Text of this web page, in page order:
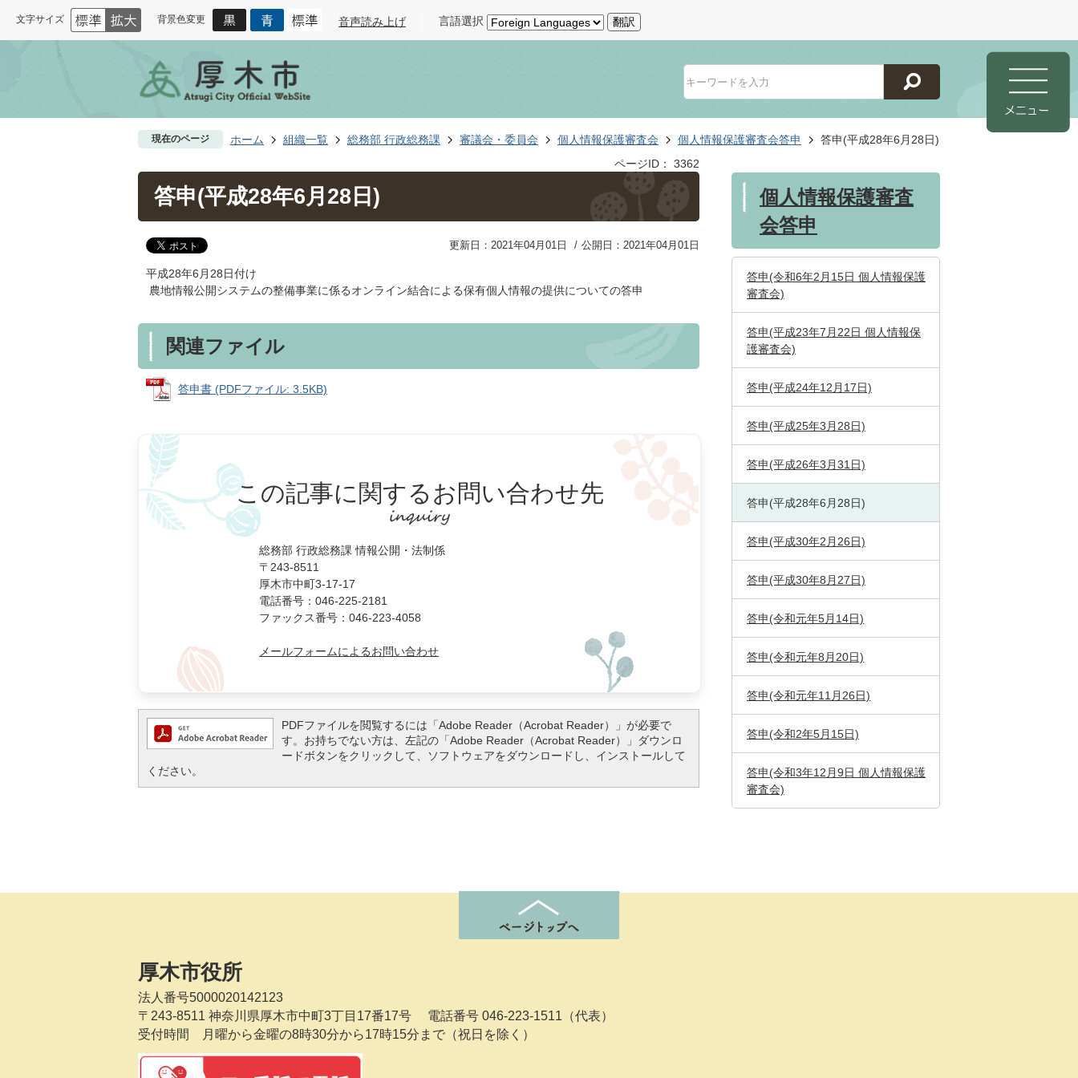
文字サイズ 背景色変更 音声読み上げ 言語選択 翻訳
現在のページ ホーム 組織一覧 総務部 行政総務課 審議会・委員会 個人情報保護審査会 個人情報保護審査会答申
答申(平成28年6月28日)
ページID：
3362
答申(平成28年6月28日)
更新日：2021年04月01日 公開日：2021年04月01日
平成28年6月28日付け
農地情報公開システムの整備事業に係るオンライン結合による保有個人情報の提供についての答申
関連ファイル
答申書 (PDFファイル: 3.5KB)
この記事に関するお問い合わせ先
総務部 行政総務課 情報公開・法制係
〒243-8511
厚木市中町3-17-17
電話番号：046-225-2181
ファックス番号：046-223-4058
メールフォームによるお問い合わせ
PDFファイルを閲覧するには「Adobe Reader（Acrobat Reader）」が必要で
す。お持ちでない方は、左記の「Adobe Reader（Acrobat Reader）」ダウンロ
ードボタンをクリックして、ソフトウェアをダウンロードし、インストールして
ください。
個人情報保護審査
会答申
答申(令和6年2月15日 個人情報保護
審査会)
答申(平成23年7月22日 個人情報保
護審査会)
答申(平成24年12月17日)
答申(平成25年3月28日)
答申(平成26年3月31日)
答申(平成28年6月28日)
答申(平成30年2月26日)
答申(平成30年8月27日)
答申(令和元年5月14日)
答申(令和元年8月20日)
答申(令和元年11月26日)
答申(令和2年5月15日)
答申(令和3年12月9日 個人情報保護
審査会)
厚木市役所
法人番号5000020142123
〒243-8511 神奈川県厚木市中町3丁目17番17号
電話番号 046-223-1511（代表）
受付時間 月曜から金曜の8時30分から17時15分まで（祝日を除く）